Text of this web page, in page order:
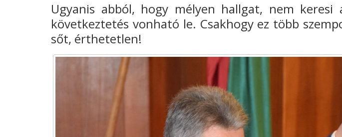
Ugyanis abból, hogy mélyen hallgat, nem keresi
következtetés vonható le. Csakhogy ez több
sőt, érthetetlen!